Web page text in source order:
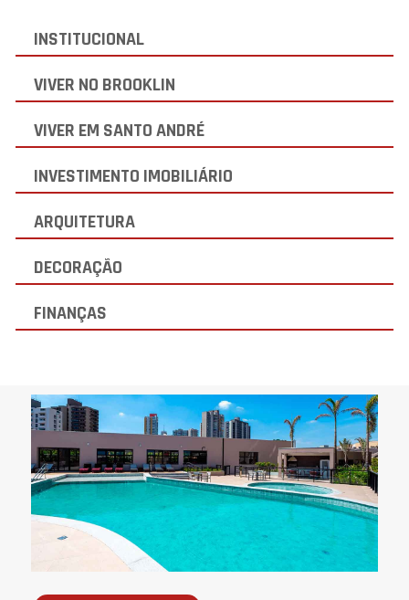
INSTITUCIONAL
VIVER NO BROOKLIN
VIVER EM SANTO ANDRÉ
INVESTIMENTO IMOBILIÁRIO
ARQUITETURA
DECORAÇÃO
FINANÇAS